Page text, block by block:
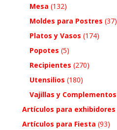
Mesa (132)
Moldes para Postres (37)
Platos y Vasos (174)
Popotes (5)
Recipientes (270)
Utensilios (180)
Vajillas y Complementos
Artículos para exhibidores
Artículos para Fiesta (93)